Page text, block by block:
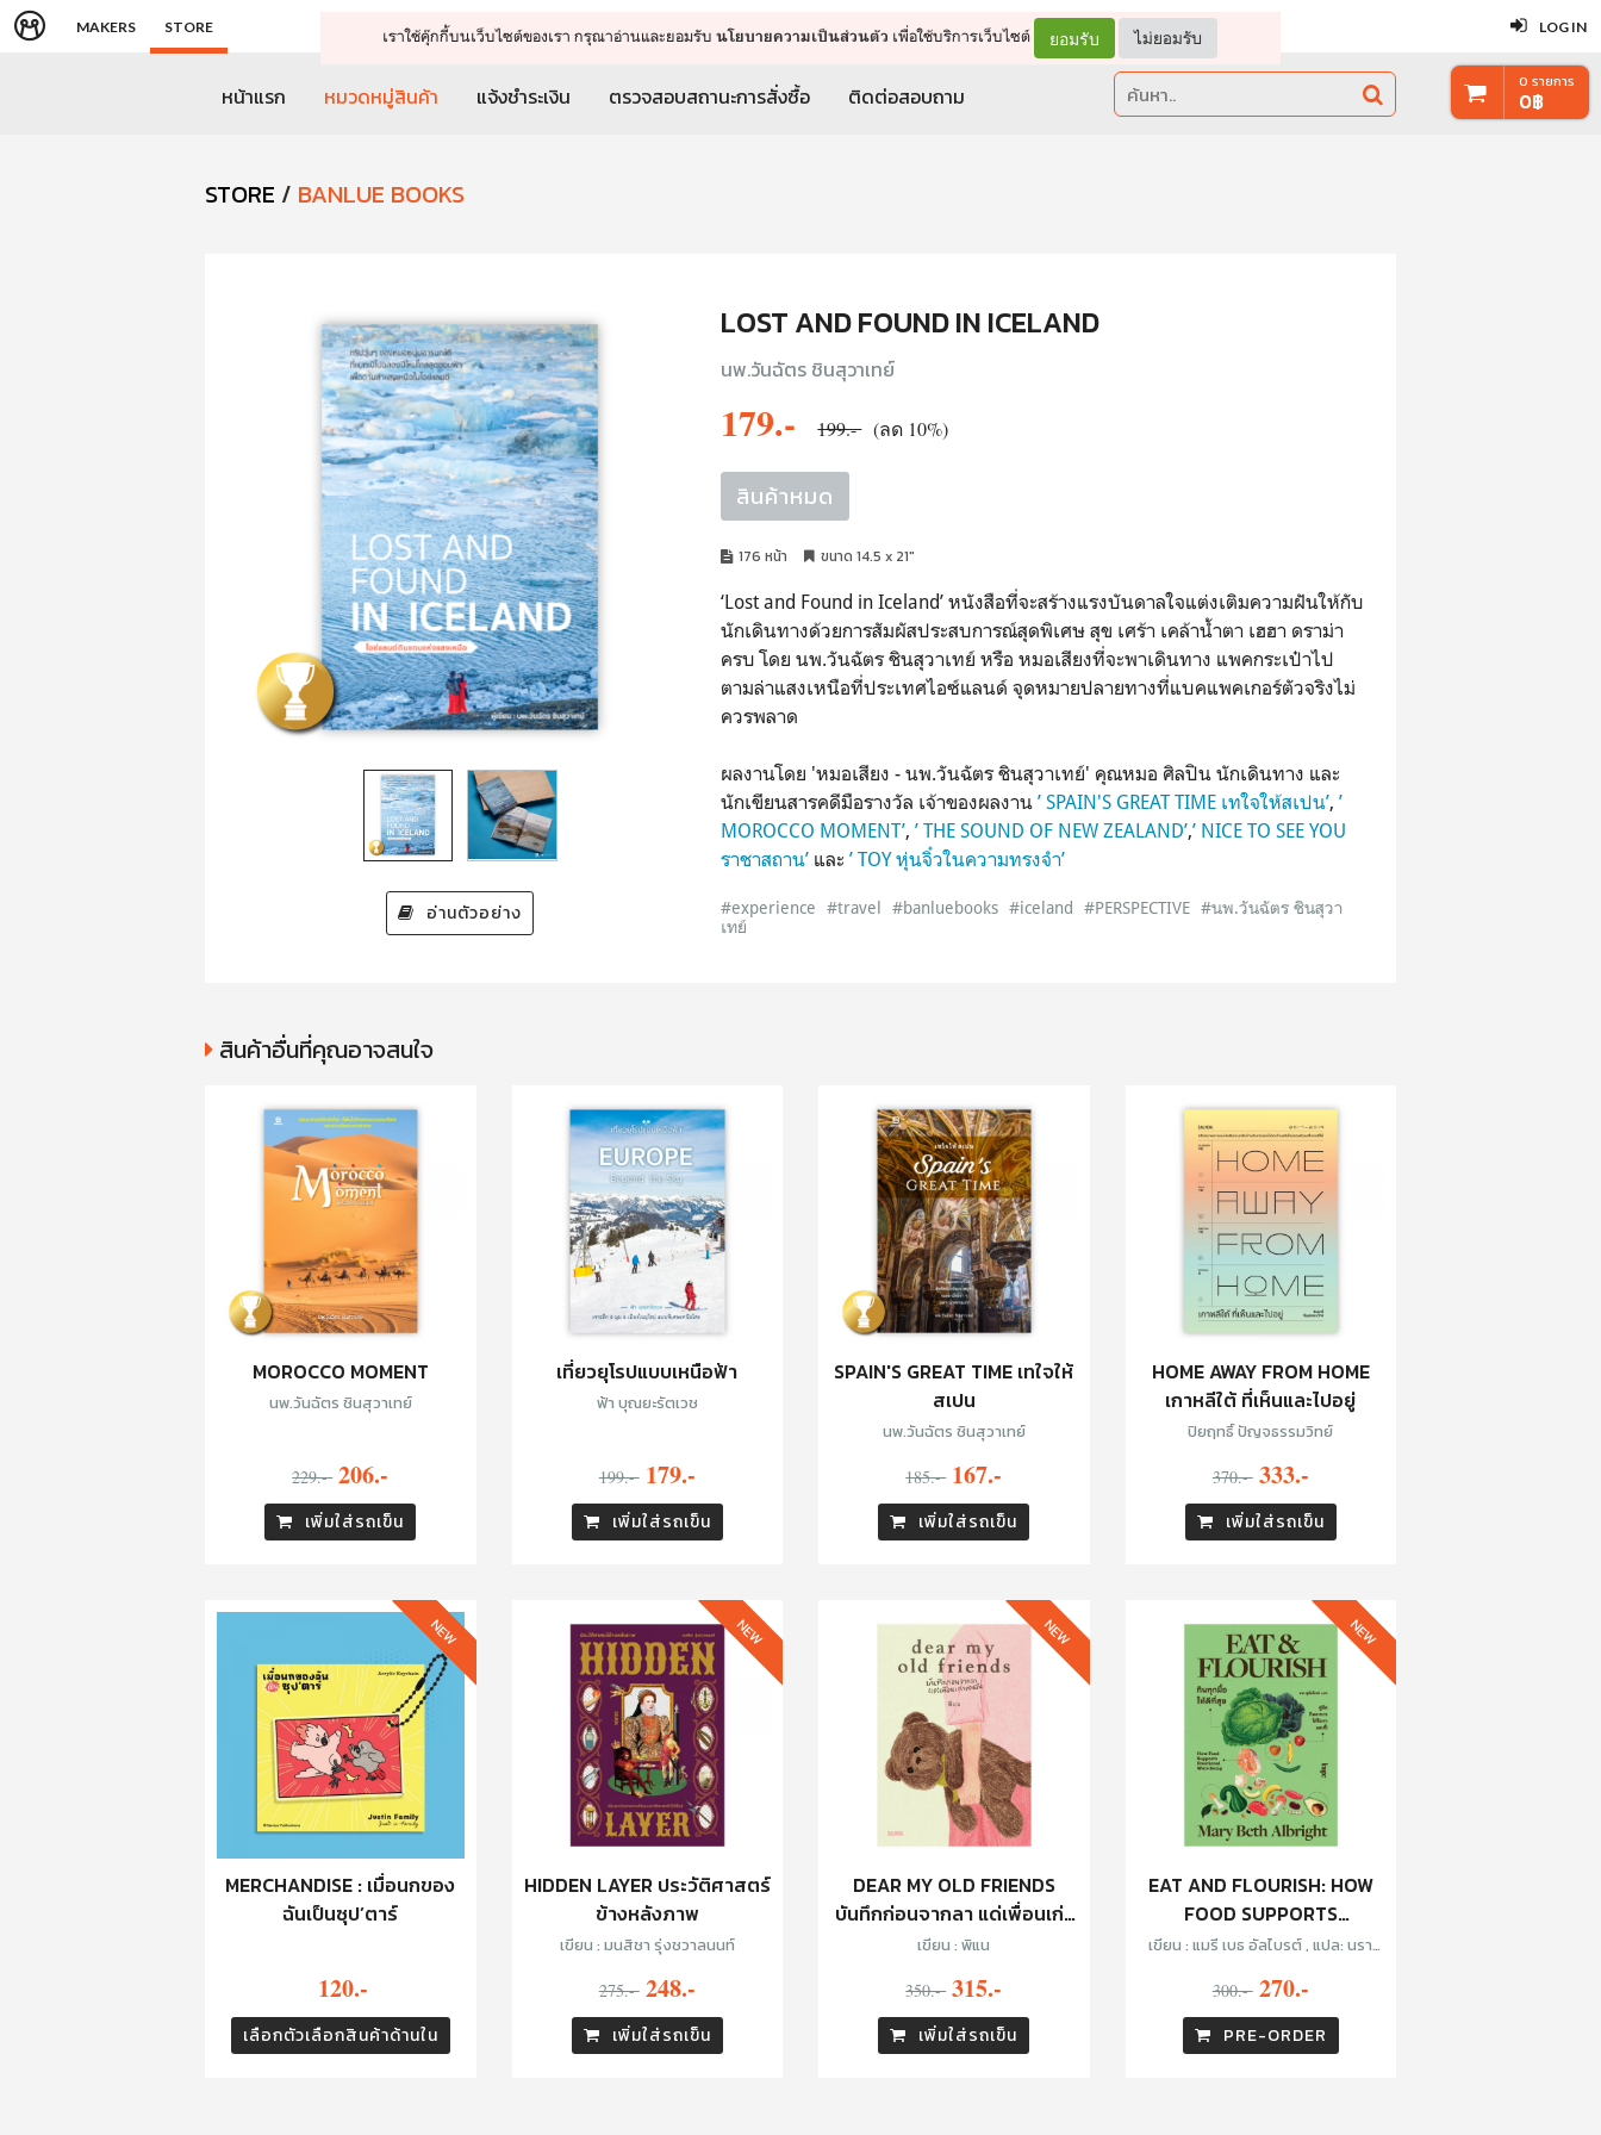
ปิด
จัดการรถเข็น ดำเนินการต่อ
MAKERS STORE LOG IN
เราใช้คุ๊กกี้บนเว็บไซต์ของเรา กรุณาอ่านและยอมรับนโยบายความเป็นส่วนตัว เพื่อใช้บริการเว็บไซต์ ยอมรับ ไม่ยอมรับ
หน้าแรก หมวดหมู่สินค้า แจ้งชำระเงิน ตรวจสอบสถานะการสั่งซื้อ ติดต่อสอบถาม
0 รายการ
0฿
STORE / BANLUE BOOKS
อ่านตัวอย่าง
LOST AND FOUND IN ICELAND
นพ.วันฉัตร ชินสุวาเทย์
179.- 199.- (ลด 10%)
สินค้าหมด
176 หน้า ขนาด 14.5 x 21"
‘Lost and Found in Iceland’ หนังสือที่จะสร้างแรงบันดาลใจแต่งเติมความฝันให้กับ
นักเดินทางด้วยการสัมผัสประสบการณ์สุดพิเศษ สุข เศร้า เคล้าน้ำตา เฮฮา ดราม่า
ครบ โดย นพ.วันฉัตร ชินสุวาเทย์ หรือ หมอเสียงที่จะพาเดินทาง แพคกระเป๋าไป
ตามล่าแสงเหนือที่ประเทศไอซ์แลนด์ จุดหมายปลายทางที่แบคแพคเกอร์ตัวจริงไม่
ควรพลาด
ผลงานโดย 'หมอเสียง - นพ.วันฉัตร ชินสุวาเทย์' คุณหมอ ศิลปิน นักเดินทาง และ
นักเขียนสารคดีมือรางวัล เจ้าของผลงาน’ SPAIN'S GREAT TIME เทใจให้สเปน’,’
MOROCCO MOMENT’,’ THE SOUND OF NEW ZEALAND’,’ NICE TO SEE YOU
ราชาสถาน’ และ’ TOY หุ่นจิ๋วในความทรงจำ’
#experience #travel #banluebooks #iceland #PERSPECTIVE #นพ.วันฉัตร ชินสุวา
เทย์
สินค้าอื่นที่คุณอาจสนใจ
MOROCCO MOMENT
นพ.วันฉัตร ชินสุวาเทย์
229.- 206.-
เพิ่มใส่รถเข็น
เที่ยวยุโรปแบบเหนือฟ้า
ฟ้า บุณยะรัตเวช
199.- 179.-
เพิ่มใส่รถเข็น
SPAIN'S GREAT TIME เทใจให้
สเปน
นพ.วันฉัตร ชินสุวาเทย์
185.- 167.-
เพิ่มใส่รถเข็น
HOME AWAY FROM HOME
เกาหลีใต้ ที่เห็นและไปอยู่
ปิยฤทธิ์ ปัญจธรรมวิทย์
370.- 333.-
เพิ่มใส่รถเข็น
MERCHANDISE : เมื่อนกของ
ฉันเป็นซุป’ตาร์
120.-
เลือกตัวเลือกสินค้าด้านใน
NEW
HIDDEN LAYER ประวัติศาสตร์
ข้างหลังภาพ
เขียน : มนสิชา รุ่งชวาลนนท์
275.- 248.-
เพิ่มใส่รถเข็น
NEW
DEAR MY OLD FRIENDS
บันทึกก่อนจากลา แด่เพื่อนเก่า
ของฉัน
เขียน : พิแน
350.- 315.-
เพิ่มใส่รถเข็น
NEW
EAT AND FLOURISH: HOW
FOOD SUPPORTS
EMOTIONAL WELL-BEING
เขียน : แมรี เบธ อัลไบรต์ , แปล: นรา
300.- 270.-
PRE-ORDER
NEW